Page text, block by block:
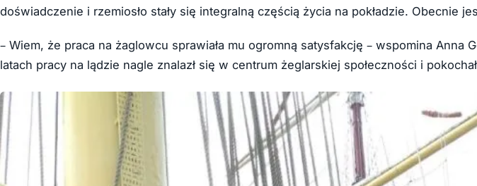
doświadczenie i rzemiosło stały się integralną częścią życia na pokładzie. Obecnie
– Wiem, że praca na żaglowcu sprawiała mu ogromną satysfakcję – wspomina Anna
latach pracy na lądzie nagle znalazł się w centrum żeglarskiej społeczności i